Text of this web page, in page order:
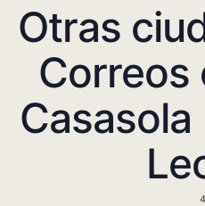
Otras
Correos